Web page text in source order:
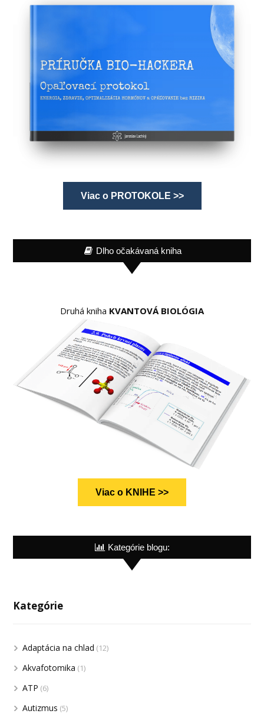
Viac o PROTOKOLE >>
Dlho očakávaná kniha
Druhá kniha KVANTOVÁ BIOLÓGIA
Viac o KNIHE >>
Kategórie blogu:
Kategórie
Adaptácia na chlad (12)
Akvafotomika (1)
ATP (6)
Autizmus (5)